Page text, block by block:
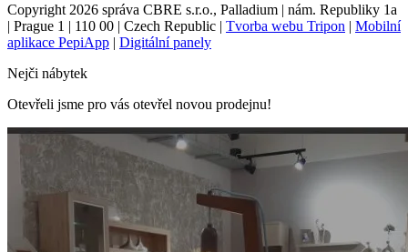
Copyright 2026 správa CBRE s.r.o., Palladium | nám. Republiky 1a
| Prague 1 | 110 00 | Czech Republic | Tvorba webu Tripon | Mobilní
aplikace PepiApp | Digitální panely
Nejči nábytek
Otevřeli jsme pro vás otevřel novou prodejnu!